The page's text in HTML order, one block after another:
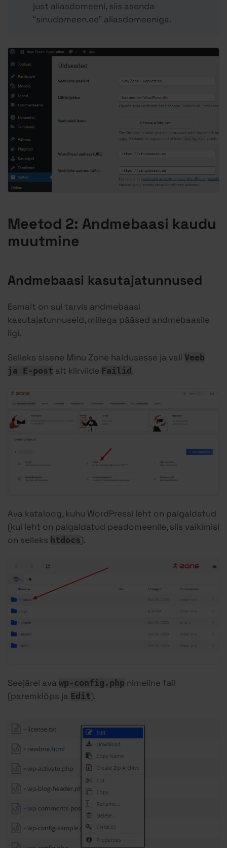
just aliasdomeeni, siis asenda
“sinudomeen.ee” aliasdomeeniga.
Meetod 2: Andmebaasi kaudu
muutmine
Andmebaasi kasutajatunnused
Esmalt on sul tarvis andmebaasi
kasutajatunnuseid, millega pääsed andmebaasile
ligi.
Selleks sisene Minu Zone haldusesse ja vali Veeb
ja E-post alt kiirviide Failid .
Ava kataloog, kuhu WordPressi leht on paigaldatud
(kui leht on paigaldatud peadomeenile, siis vaikimisi
on selleks htdocs).
Seejärel ava wp-config.php nimeline fail
(paremklõps ja Edit).